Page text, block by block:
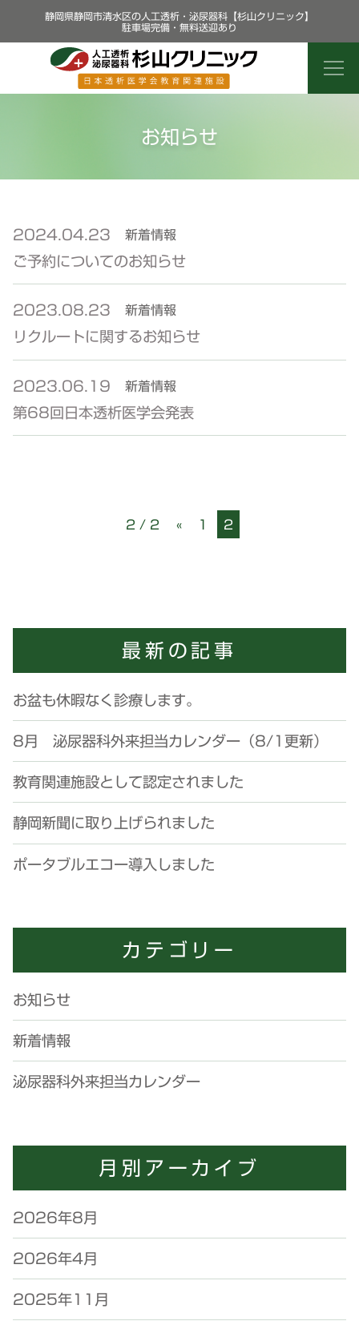
静岡県静岡市清水区の人工透析・泌尿器科【杉山クリニック】
駐車場完備・無料送迎あり
お知らせ
2024.04.23 新着情報
ご予約についてのお知らせ
2023.08.23 新着情報
リクルートに関するお知らせ
2023.06.19 新着情報
第68回日本透析医学会発表
2 / 2 « 1 2
最新の記事
お盆も休暇なく診療します。
8月 泌尿器科外来担当カレンダー（8/1更新）
教育関連施設として認定されました
静岡新聞に取り上げられました
ポータブルエコー導入しました
カテゴリー
お知らせ
新着情報
泌尿器科外来担当カレンダー
月別アーカイブ
2026年8月
2026年4月
2025年11月